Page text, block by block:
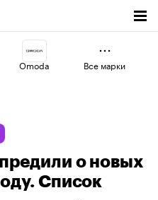
Omoda
Changan
Все марки
о новых
Список